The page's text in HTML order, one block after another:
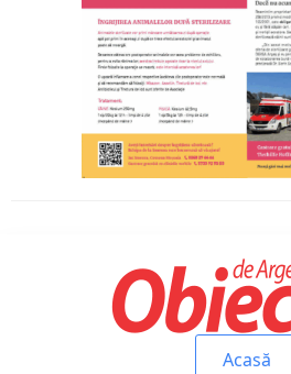
Acasă